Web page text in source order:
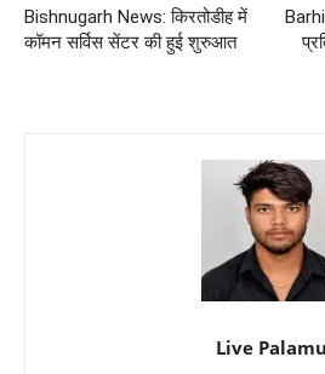
Bishnugarh News: किरतोडीह में
कॉमन सर्विस सेंटर की हुई शुरुआत
Live Palamu